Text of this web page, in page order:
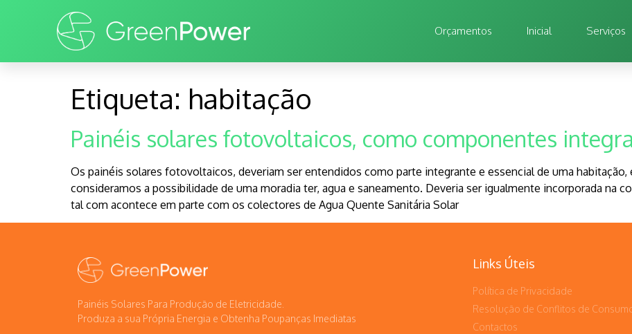
Orçamentos Inicial Serviços
Etiqueta: habitação
Painéis solares fotovoltaicos, como componentes
Os painéis solares fotovoltaicos, deveriam ser entendidos como parte integrante e essencial de uma habitação,
consideramos a possibilidade de uma moradia ter, agua e saneamento. Deveria ser igualmente incorporada na
tal com acontece em parte com os colectores de Agua Quente Sanitária Solar
Painéis Solares Para Produção de Eletricidade.
Produza a sua Própria Energia e Obtenha Poupanças Imediatas
Links Úteis
Política de Privacidade
Resolução de Conflitos de
Contactos